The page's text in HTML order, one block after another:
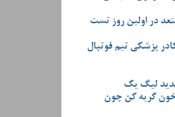
در اولین روز تست
پزشکی تیم فوتبال
لیگ یک
خون گریه کن چون